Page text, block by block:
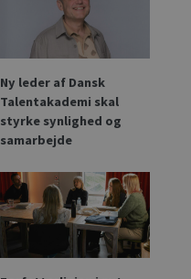
Ny leder af Dansk
Talentakademi skal
styrke synlighed og
samarbejde